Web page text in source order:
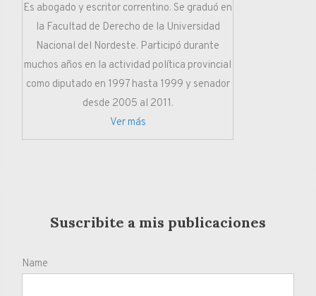
Es abogado y escritor correntino. Se graduó en
la Facultad de Derecho de la Universidad
Nacional del Nordeste. Participó durante
muchos años en la actividad política provincial
como diputado en 1997 hasta 1999 y senador
desde 2005 al 2011.
Ver más
Suscribite a mis publicaciones
Name